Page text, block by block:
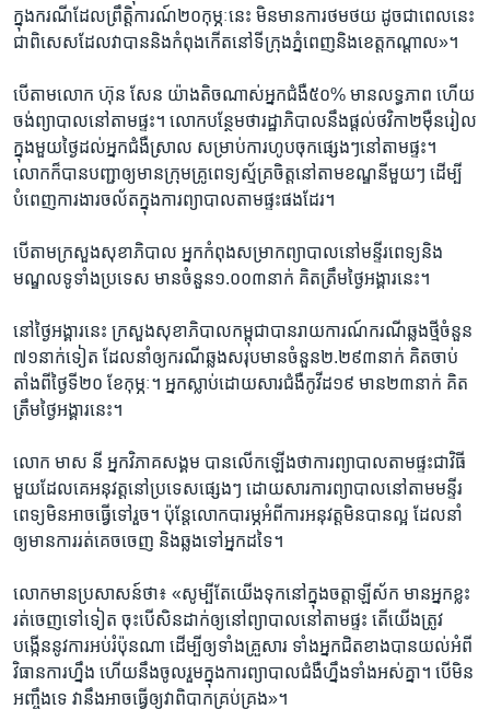
ក្នុង​ករណី​ដែល​ព្រឹត្តិការណ៍​២០​កុម្ភៈ​នេះ មិន​មាន​ការ​ថម​ថយ​ ដូច​ជា​ពេល​នេះ
ជា​ពិសេសដែល​វា​បាន​និង​កំពុង​កើត​នៅ​ទីក្រុង​ភ្នំពេញ​និង​ខេត្ត​កណ្តាល»។
បើ​តាម​លោក ហ៊ុន សែន យ៉ាង​តិច​ណាស់​អ្នក​ជំងឺ​៥០​% មាន​លទ្ធភាព ហើយ​
ចង់​ព្យាបាល​នៅ​តាម​ផ្ទះ។ លោក​បន្ថែម​ថា​រដ្ឋាភិបាល​នឹង​ផ្តល់​ថវិកា២ម៉ឺន​រៀល​
ក្នុង​មួយ​ថ្ងៃ​ដល់​អ្នក​ជំងឺ​ស្រាល សម្រាប់ការហូប​ចុក​ផ្សេងៗនៅ​តាម​ផ្ទះ។
លោក​ក៏​បាន​បញ្ជា​ឲ្យ​មាន​ក្រុម​គ្រូ​ពេទ្យ​ស្ម័គ្រ​ចិត្ត​នៅ​តាមខណ្ឌ​នីមួយ​ៗ ដើម្បី​
បំពេញ​ការងារ​ចល័ត​ក្នុង​ការ​ព្យាបាល​តាម​ផ្ទះ​ផង​ដែរ។
បើ​តាម​ក្រសួង​សុខាភិបាល អ្នក​កំពុង​សម្រាក​ព្យាបាល​នៅ​មន្ទីរ​ពេទ្យ​និង​
មណ្ឌល​ទូទាំង​ប្រទេស មាន​ចំនួន​១.០០៣នាក់ គិត​ត្រឹម​ថ្ងៃ​អង្គារ​នេះ។
នៅ​ថ្ងៃ​អង្គារ​នេះ ក្រសួង​សុខាភិបាល​កម្ពុជា​បាន​រាយការណ៍​ករណី​ឆ្លង​ថ្មី​ចំនួន​
៧១​នាក់​ទៀត ដែល​នាំ​ឲ្យ​ករណី​ឆ្លង​សរុប​មាន​ចំនួន​២.២៩៣នាក់ គិត​ចាប់​
តាំង​ពី​ថ្ងៃ​ទី​២០ ខែ​កុម្ភៈ។ អ្នក​ស្លាប់​ដោយសារ​ជំងឺ​កូវីដ​១៩ មាន​២៣​នាក់ គិត​
ត្រឹមថ្ងៃ​អង្គារ​នេះ។
លោក​ មាស នី អ្នក​វិភាគ​សង្គម បាន​លើក​ឡើង​ថា​ការ​ព្យាបាល​តាម​ផ្ទះ​ជា​វិធី
មួយ​ដែល​គេ​អនុវត្តនៅ​ប្រទេស​ផ្សេងៗ ដោយសារ​ការព្យាបាល​នៅ​តាម​មន្ទីរ​
ពេទ្យ​មិន​អាច​ធ្វើ​ទៅ​រួច។ ប៉ុន្តែ​លោក​បារម្ភ​អំពី​ការ​អនុវត្ត​មិន​បាន​ល្អ ដែល​នាំ​
ឲ្យ​មាន​ការ​រត់​គេច​ចេញ និង​ឆ្លង​ទៅ​អ្នក​ដទៃ។
លោក​មាន​ប្រសាសន៍​ថា៖ «សូម្បី​តែ​យើង​ទុក​នៅ​ក្នុង​ចត្តាឡីស័ក​ មាន​អ្នក​ខ្លះ​
រត់​ចេញ​ទៅ​ទៀត ចុះ​បើ​សិន​ដាក់​ឲ្យ​នៅ​ព្យាបាល​នៅ​តាម​ផ្ទះ តើ​យើង​ត្រូវ​
បង្កើន​នូវ​ការ​អប់រំប៉ុនណា ដើម្បី​ឲ្យ​ទាំង​គ្រួសារ ទាំង​អ្នក​ជិត​ខាងបាន​យល់​អំពី​
វិធានការ​ហ្នឹង ហើយ​នឹង​ចូល​រួម​ក្នុង​ការ​ព្យាបាល​ជំងឺហ្នឹង​ទាំង​អស់គ្នា។ បើ​មិន​
អញ្ចឹង​ទេ វា​នឹង​អាច​ធ្វើ​ឲ្យ​វា​ពិបាក​គ្រប់គ្រង»។